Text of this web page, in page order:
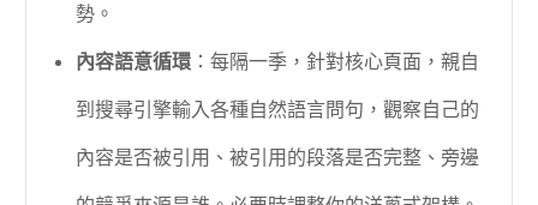
勢。
內容語意循環 ：每隔一季，針對核心頁面，親自
到搜尋引擎輸入各種自然語言問句，觀察自己的
內容是否被引用、被引用的段落是否完整、旁邊